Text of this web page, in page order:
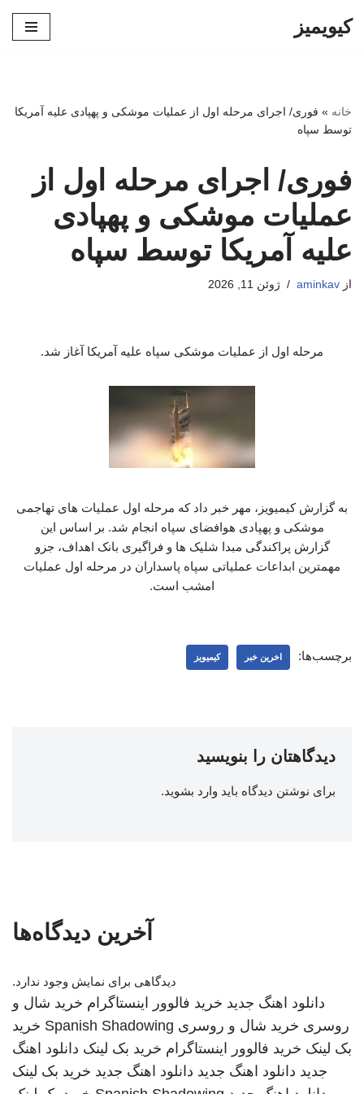
کیویمیز
خانه » فوری/ اجرای مرحله اول از عملیات موشکی و پهپادی علیه آمریکا
توسط سپاه
فوری/ اجرای مرحله اول از
عملیات موشکی و پهپادی
علیه آمریکا توسط سپاه
از aminkav ژوئن 11, 2026
مرحله اول از عملیات موشکی سپاه علیه آمریکا آغاز شد.
به گزارش کیمیویز، مهر خبر داد که مرحله اول عملیات های تهاجمی
موشکی و پهپادی هوافضای سپاه انجام شد. بر اساس این
گزارش پراکندگی مبدا شلیک ها و فراگیری بانک اهداف، جزو
مهمترین ابداعات عملیاتی سپاه پاسداران در مرحله اول عملیات
امشب است.
برچسب‌ها: اخرین خبر کیمیویز
دیدگاهتان را بنویسید
برای نوشتن دیدگاه باید وارد بشوید.
آخرین دیدگاه‌ها
دیدگاهی برای نمایش وجود ندارد.
دانلود اهنگ جدید خرید فالوور اینستاگرام خرید شال و
روسری خرید شال و روسری Spanish Shadowing خرید
بک لینک خرید فالوور اینستاگرام خرید بک لینک دانلود اهنگ
جدید دانلود اهنگ جدید دانلود اهنگ جدید خرید بک لینک